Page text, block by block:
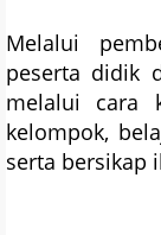
Melalui
peserta didik
melalui cara
kelompok,
serta bersikap